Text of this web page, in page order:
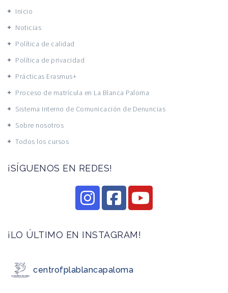
Inicio
Noticias
Política de calidad
Política de privacidad
Prácticas Erasmus+
Proceso de matrícula en La Blanca Paloma
Sistema Interno de Comunicación de Denuncias
Sobre nosotros
Todos los cursos
¡SÍGUENOS EN REDES!
¡LO ÚLTIMO EN INSTAGRAM!
centrofplablancapaloma